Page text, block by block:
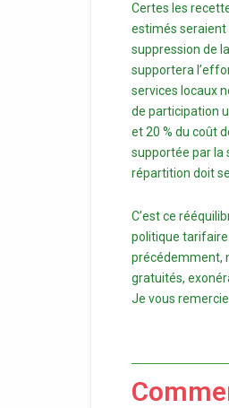
Certes les
estimés seraient
suppression de
supportera
services locaux
de participation
et 20 % du coût
supportée par la
répartition doit
C’est ce
politique
précédemment,
gratuités,
Je vous remercie.